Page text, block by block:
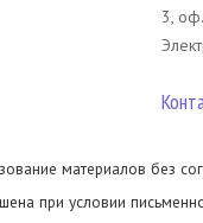
3,
материалов без
при условии